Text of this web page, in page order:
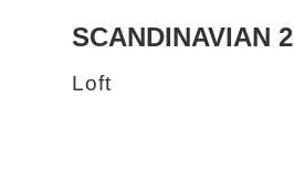
SCANDINAVIAN 2
Loft